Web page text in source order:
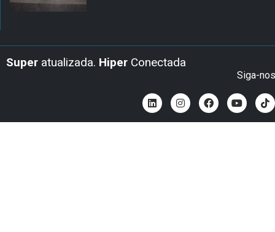
Super atualizada. Hiper Conectada
Siga-nos